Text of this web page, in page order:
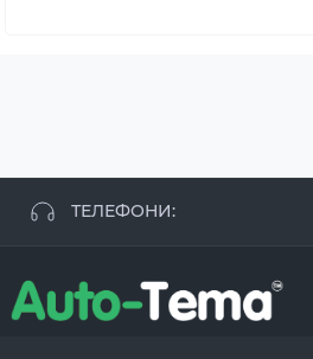
ТЕЛЕФОНИ:
+38 096 250 84 38
+38 099 657 61 50